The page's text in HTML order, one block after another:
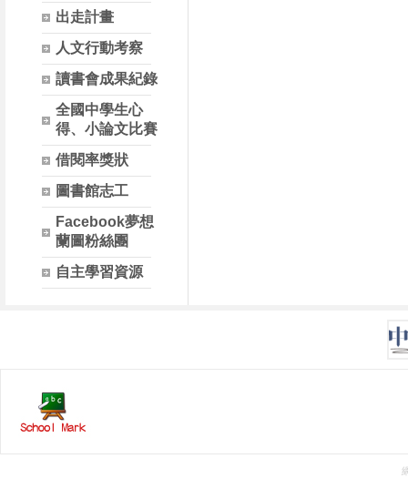
出走計畫
人文行動考察
讀書會成果紀錄
全國中學生心
得、小論文比賽
借閱率獎狀
圖書館志工
Facebook夢想
蘭圖粉絲團
自主學習資源